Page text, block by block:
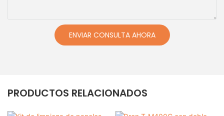
ENVIAR CONSULTA AHORA
PRODUCTOS RELACIONADOS